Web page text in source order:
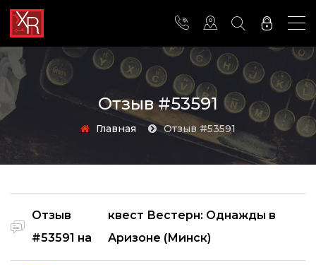
Отзыв #53591
Главная Отзыв #53591
Отзыв
#53591 на
квест Вестерн: Однажды в
Аризоне (Минск)